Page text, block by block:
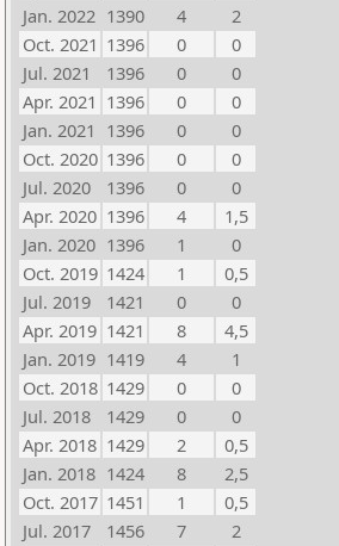
Jan. 2022 1390 4
2
Oct. 2021 1396 0
0
Jul. 2021
1396 0
0
Apr. 2021 1396 0
0
Jan. 2021 1396 0
0
Oct. 2020 1396 0
0
Jul. 2020
1396 0
0
Apr. 2020 1396 4
1,5
Jan. 2020 1396 1
0
Oct. 2019 1424 1
0,5
Jul. 2019
1421 0
0
Apr. 2019 1421 8
4,5
Jan. 2019 1419 4
1
Oct. 2018 1429 0
0
Jul. 2018
1429 0
0
Apr. 2018 1429 2
0,5
Jan. 2018 1424 8
2,5
Oct. 2017 1451 1
0,5
Jul. 2017
1456 7
2